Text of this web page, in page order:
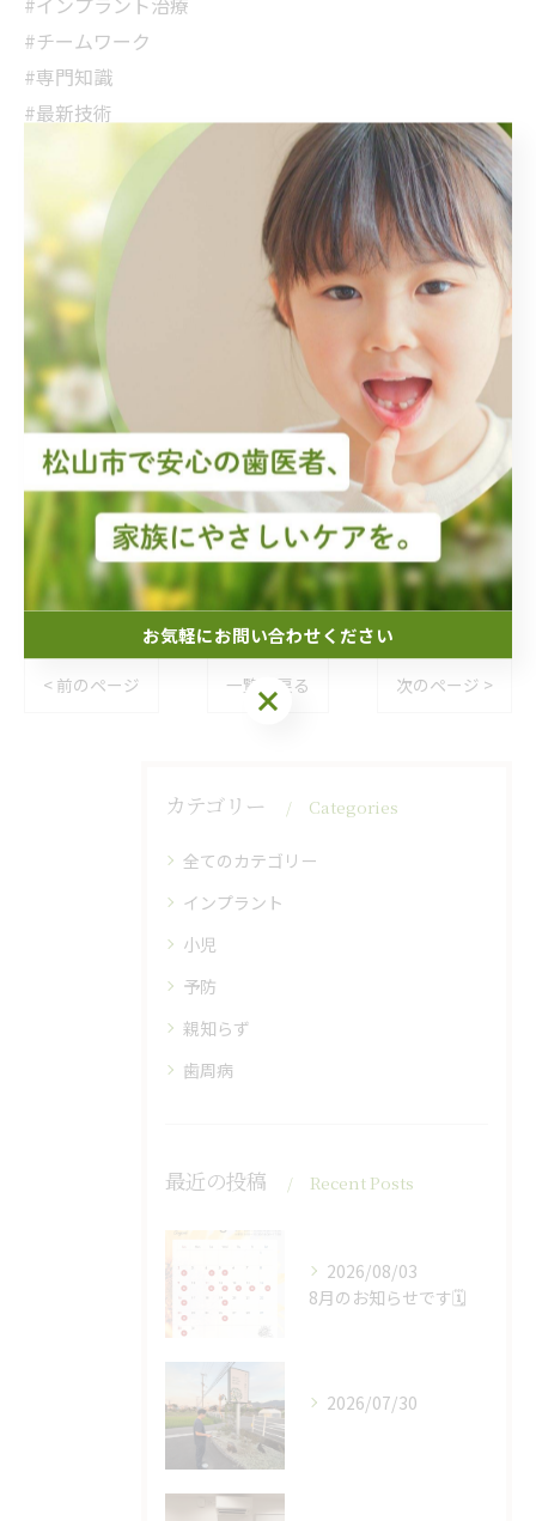
#チームワーク
#専門知識
#最新技術
#快適な噛み心地
#歯科相談
#歯を大切に
#信頼される歯科医
#スマイルメイカー
#歯科医の使命
#知識の共有
#歯科のプロフェッショナル
#継続的な改善
< 前のページ 一覧に戻る 次のページ >
カテゴリー Categories
全てのカテゴリー
インプラント
小児
予防
親知らず
歯周病
最近の投稿 Recent Posts
2026/08/03
8月のお知らせです🗓️
2026/07/30
お気軽にお問い合わせください
お気軽にお問い合わせください